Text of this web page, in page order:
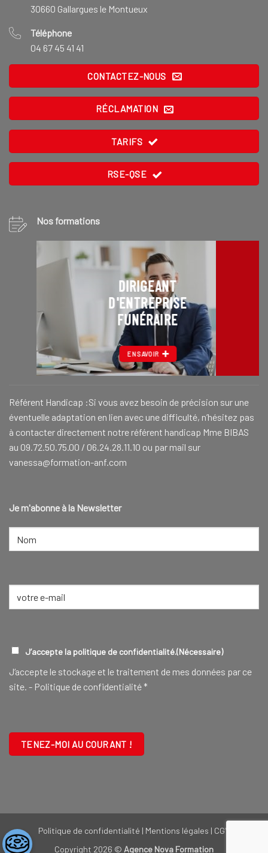
30660 Gallargues le Montueux
Téléphone
04 67 45 41 41
CONTACTEZ-NOUS
RÉCLAMATION
TARIFS
RSE-QSE
Nos formations
DIRIGEANT
D'ENTREPRISE
FUNÉRAIRE
EN SAVOIR
Référent Handicap :Si vous avez besoin de précision sur une
éventuelle adaptation en lien avec une difficulté, n’hésitez pas
à contacter directement notre référent handicap Mme BIBAS
au 09.72.50.75.00 / 06.24.28.11.10 ou par mail sur
vanessa@formation-anf.com
Je m'abonne à la Newsletter
NOM
RGPD(NÉCESSAIRE)
J’accepte la politique de confidentialité.(Nécessaire)
J‘accepte le stockage et le traitement de mes données par ce
site. - Politique de confidentialité*
Politique de confidentialité | Mentions légales | CGV
Copyright 2026 © Agence Nova Formation